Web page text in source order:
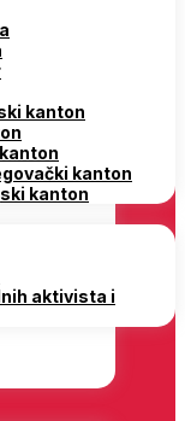
kanton
kanton
kanton
aktivista i